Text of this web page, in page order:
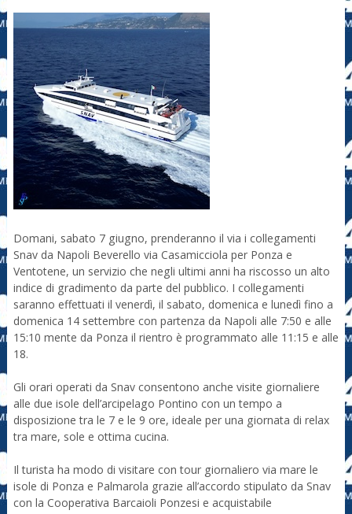
Domani, sabato 7 giugno, prenderanno il via i collegamenti
Snav da Napoli Beverello via Casamicciola per Ponza e
Ventotene, un servizio che negli ultimi anni ha riscosso un alto
indice di gradimento da parte del pubblico. I collegamenti
saranno effettuati il venerdì, il sabato, domenica e lunedì fino a
domenica 14 settembre con partenza da Napoli alle 7:50 e alle
15:10 mente da Ponza il rientro è programmato alle 11:15 e alle
18.
Gli orari operati da Snav consentono anche visite giornaliere
alle due isole dell’arcipelago Pontino con un tempo a
disposizione tra le 7 e le 9 ore, ideale per una giornata di relax
tra mare, sole e ottima cucina.
Il turista ha modo di visitare con tour giornaliero via mare le
isole di Ponza e Palmarola grazie all’accordo stipulato da Snav
con la Cooperativa Barcaioli Ponzesi e acquistabile